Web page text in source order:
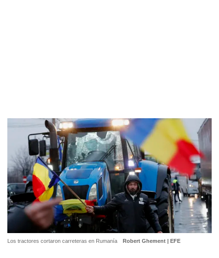
Los tractores cortaron carreteras en Rumanía Robert Ghement | EFE